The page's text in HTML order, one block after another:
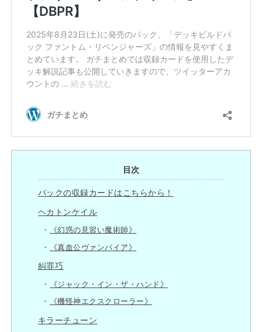
目次
パックの収録カードはこちらから！
ヘカトンケイル
《幻惑の見習い魔術師》
《真血公ヴァンパイア》
糾罪巧
《ジャック・イン・ザ・ハンド》
《機怪神エクスクローラー》
キラーチューン